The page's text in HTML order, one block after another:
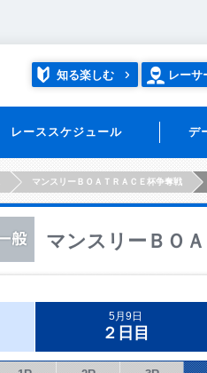
知る楽しむ レーサ
レーススケジュール デ
マンスリーＢＯＡＴＲＡＣＥ杯争奪戦
マンスリーＢＯ
5月9日
２日目